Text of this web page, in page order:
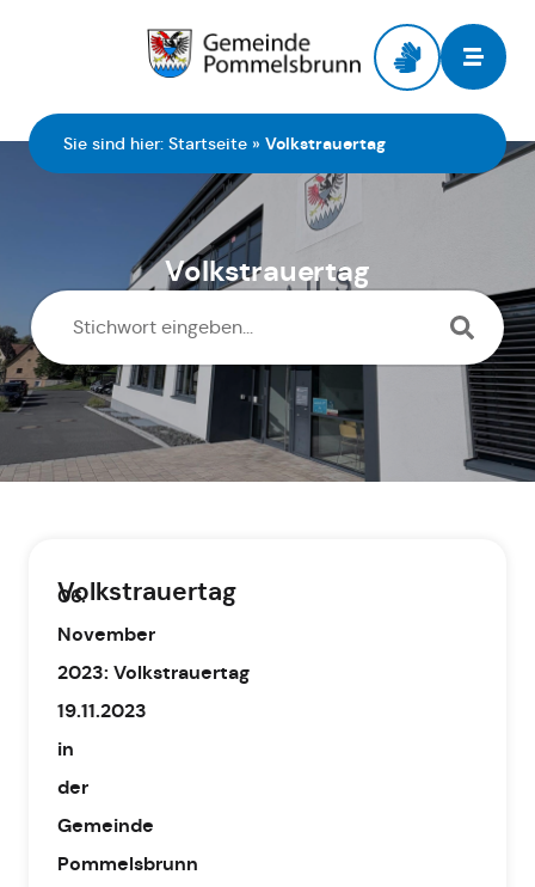
Sie sind hier: Startseite » Volkstrauertag
Volkstrauertag
Volkstrauertag
06.
November
2023: Volkstrauertag
19.11.2023
in
der
Gemeinde
Pommelsbrunn